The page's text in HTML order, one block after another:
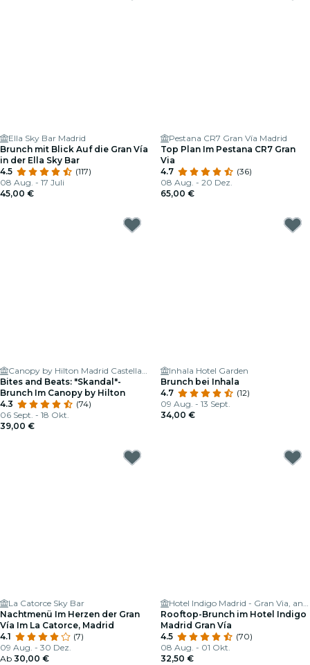
Ella Sky Bar Madrid
Brunch mit Blick Auf die Gran Vía
in der Ella Sky Bar
4.5
(117)
08 Aug. - 17 Juli
45,00 €
Pestana CR7 Gran Vía Madrid
Top Plan Im Pestana CR7 Gran
Via
4.7
(36)
08 Aug. - 20 Dez.
65,00 €
Canopy by Hilton Madrid Castellana
Bites and Beats: "Skandal"-
Brunch Im Canopy by Hilton
4.3
(74)
06 Sept. - 18 Okt.
39,00 €
Inhala Hotel Garden
Brunch bei Inhala
4.7
(12)
09 Aug. - 13 Sept.
34,00 €
La Catorce Sky Bar
Nachtmenü Im Herzen der Gran
Vía Im La Catorce, Madrid
4.1
(7)
09 Aug. - 30 Dez.
Ab 30,00 €
Hotel Indigo Madrid - Gran Via, an IHG Hotel
Rooftop-Brunch im Hotel Indigo
Madrid Gran Vía
4.5
(70)
08 Aug. - 01 Okt.
32,50 €